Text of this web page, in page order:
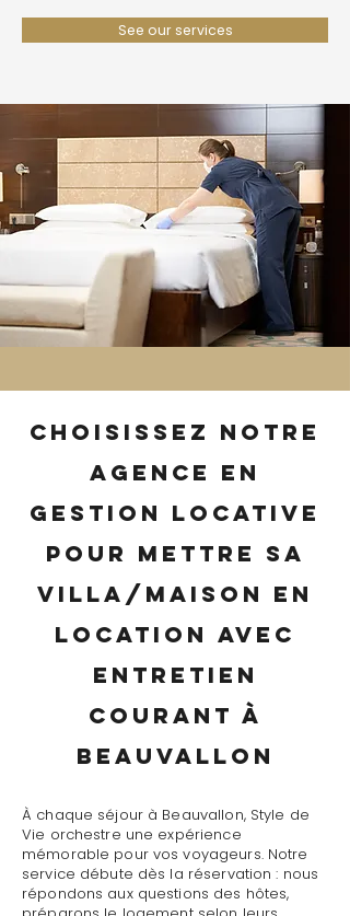
See our services
Choisissez notre
agence en
gestion locative
pour mettre sa
villa/maison en
location avec
entretien
courant à
Beauvallon
À chaque séjour à Beauvallon, Style de
Vie orchestre une expérience
mémorable pour vos voyageurs. Notre
service débute dès la réservation : nous
répondons aux questions des hôtes,